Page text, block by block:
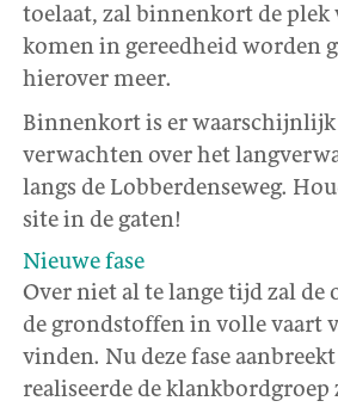
toelaat, zal binnenkort de plek
komen in gereedheid worden
hierover meer.
Binnenkort is er
verwachten over het
langs de Lobberdenseweg.
site in de gaten!
Nieuwe fase
Over niet al te lange tijd zal
de grondstoffen in volle vaart
vinden. Nu deze fase
realiseerde de klankbordgroep